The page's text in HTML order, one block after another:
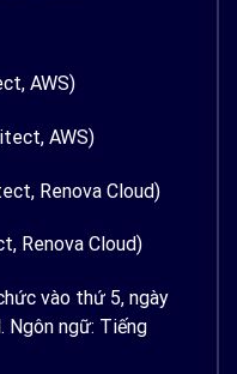
AWS)
AWS)
Renova Cloud)
Renova Cloud)
vào thứ 5, ngày
Ngôn ngữ: Tiếng